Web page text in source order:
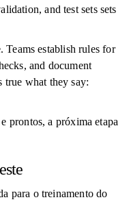
and test sets sets
establish rules for
and document
true what they say:
prontos, a próxima etapa
para o treinamento do